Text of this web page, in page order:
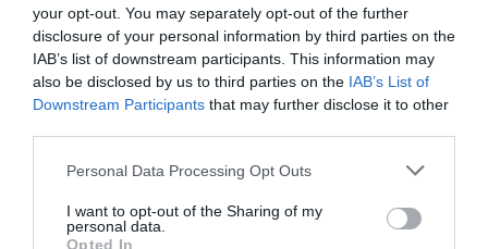
your opt-out. You may separately opt-out of the further
disclosure of your personal information by third parties on the
IAB’s list of downstream participants. This information may
also be disclosed by us to third parties on the IAB’s List of
Downstream Participants that may further disclose it to other
Please note that this website/app uses one or more Google
not limited to your visit or usage behaviour. You may click to
grant or deny consent to Google and its third-party tags to
Personal Data Processing Opt Outs
I want to opt-out of the Sharing of my
personal data.
Opted In
bankszektor orosz-ukrán háború
bizonytalanság előrejelzés hitelezés